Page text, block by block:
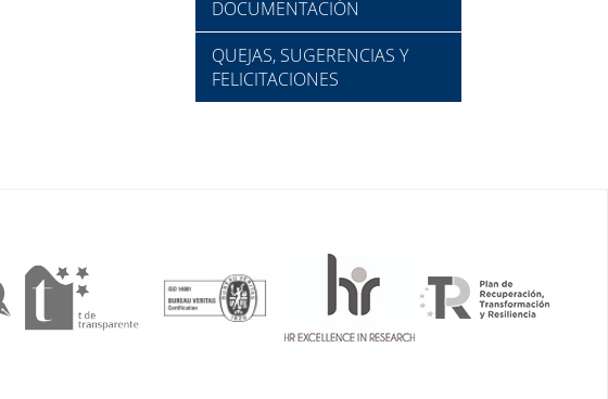
DOCUMENTACIÓN
QUEJAS, SUGERENCIAS Y
FELICITACIONES